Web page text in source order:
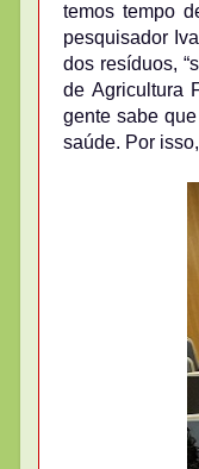
temos tempo
pesquisador
dos resíduos,
de Agricultura
gente sabe
saúde. Por